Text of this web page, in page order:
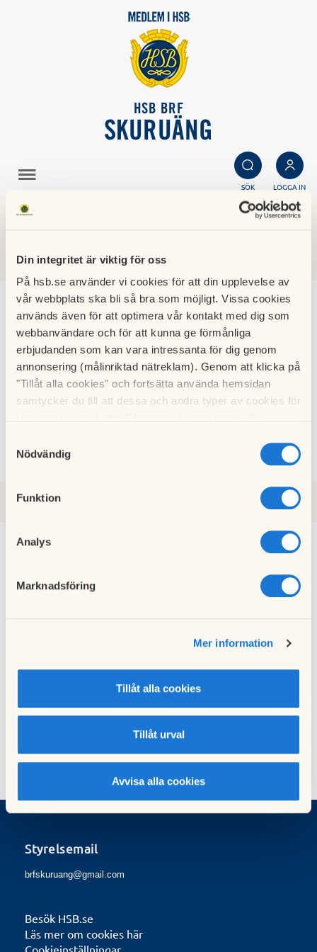
Din integritet är viktig för oss
På hsb.se använder vi cookies för att din upplevelse av
vår webbplats ska bli så bra som möjligt. Vissa cookies
används även för att optimera vår kontakt med dig som
webbanvändare och för att kunna ge förmånliga
erbjudanden som kan vara intressanta för dig genom
annonsering (målinriktad nätreklam). Genom att klicka på
"Tillåt alla cookies" och fortsätta använda hemsidan
samtycker du till att dessa och andra typer av cookies för
cookies och välja att endast tillåta ett urval.
Nödvändig
Funktion
Analys
Marknadsföring
Mer information
Tillåt alla cookies
Tillåt urval
Avvisa alla cookies
HSB BRF
SKURUÄNG
SÖK LOGGA IN
Nyheter
Kallelse - Föreningsstämma 2026
09 maj 2026
Informationsblad
01 april 2026
Uppdatering om vattensamling kring tvättstuga och
gemensamhetslokal
06 januari 2026
Viktig information
Styrelsemail
brfskuruang@gmail.com
Besök HSB.se
Läs mer om cookies här
Cookieinställningar